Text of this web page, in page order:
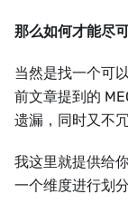
那么如何才能尽
当然是找一个可
前文章提到的
遗漏，同时又不冗
我这里就提供给
一个维度进行划